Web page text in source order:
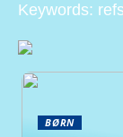
Keywords:
BØRN